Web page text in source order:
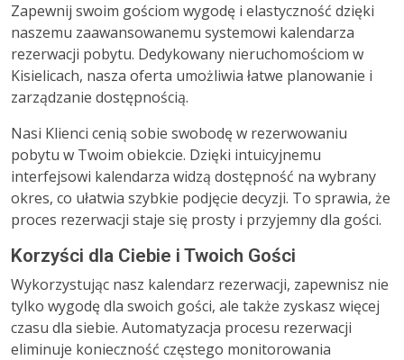
Zapewnij swoim gościom wygodę i elastyczność dzięki
naszemu zaawansowanemu systemowi kalendarza
rezerwacji pobytu. Dedykowany nieruchomościom w
Kisielicach, nasza oferta umożliwia łatwe planowanie i
zarządzanie dostępnością.
Nasi Klienci cenią sobie swobodę w rezerwowaniu
pobytu w Twoim obiekcie. Dzięki intuicyjnemu
interfejsowi kalendarza widzą dostępność na wybrany
okres, co ułatwia szybkie podjęcie decyzji. To sprawia, że
proces rezerwacji staje się prosty i przyjemny dla gości.
Korzyści dla Ciebie i Twoich Gości
Wykorzystując nasz kalendarz rezerwacji, zapewnisz nie
tylko wygodę dla swoich gości, ale także zyskasz więcej
czasu dla siebie. Automatyzacja procesu rezerwacji
eliminuje konieczność częstego monitorowania